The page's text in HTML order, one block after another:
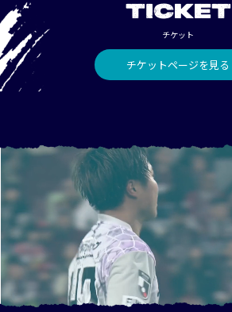
TICKET
チケット
チケットページを見る